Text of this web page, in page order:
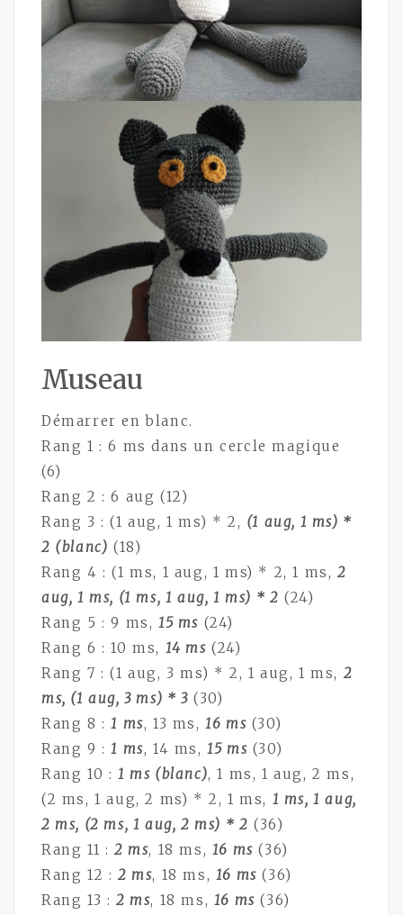
Museau
Démarrer en blanc.
Rang 1 : 6 ms dans un cercle magique
(6)
Rang 2 : 6 aug (12)
Rang 3 : (1 aug, 1 ms) * 2, (1 aug, 1 ms) *
2 (blanc) (18)
Rang 4 : (1 ms, 1 aug, 1 ms) * 2, 1 ms, 2
aug, 1 ms, (1 ms, 1 aug, 1 ms) * 2 (24)
Rang 5 : 9 ms, 15 ms (24)
Rang 6 : 10 ms, 14 ms (24)
Rang 7 : (1 aug, 3 ms) * 2, 1 aug, 1 ms, 2
ms, (1 aug, 3 ms) * 3 (30)
Rang 8 :1 ms, 13 ms,16 ms (30)
Rang 9 :1 ms, 14 ms,15 ms (30)
Rang 10 : 1 ms (blanc), 1 ms, 1 aug, 2 ms,
(2 ms, 1 aug, 2 ms) * 2, 1 ms, 1 ms, 1 aug,
2 ms, (2 ms, 1 aug, 2 ms) * 2 (36)
Rang 11 : 2 ms, 18 ms, 16 ms (36)
Rang 12 : 2 ms, 18 ms, 16 ms (36)
Rang 13 : 2 ms, 18 ms, 16 ms (36)